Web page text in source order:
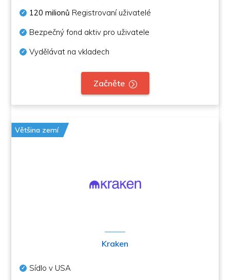
120 milionů Registrovaní uživatelé
Bezpečný fond aktiv pro uživatele
Vydělávat na vkladech
Začněte
Většina zemí
Kraken
Sídlo v USA